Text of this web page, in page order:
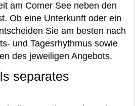
am Comer See neben den
Ob eine Unterkunft oder ein
Sie am besten nach
und Tagesrhythmus sowie
des jeweiligen Angebots.
separates